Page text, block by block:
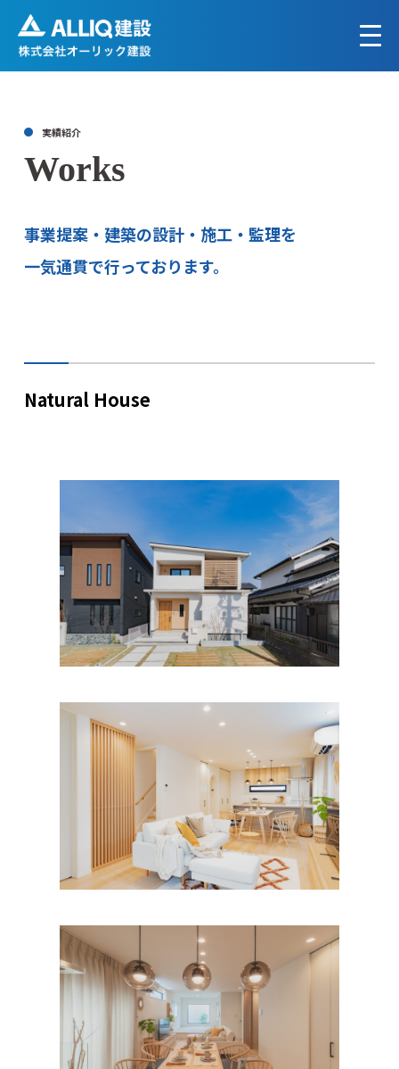
実績紹介
Works
事業提案・建築の設計・施工・監理を
一気通貫で行っております。
Natural House